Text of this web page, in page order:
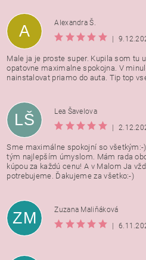
A
Alexandra Š.
|
Male ja je proste super. Kupila som tu
opatovne maximalne spokojna. V
nainstalovat priamo do auta. Tip top
LŠ
Lea Šavelova
|
Sme maximálne spokojní so všetkým:-
tým najlepším úmyslom. Mám rada
kúpou za každú cenu! A v Malom Ja
potrebujeme. Ďakujeme za všetko:-)
ZM
Zuzana Maliňáková
|